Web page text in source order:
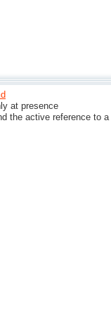
at presence
the active reference to